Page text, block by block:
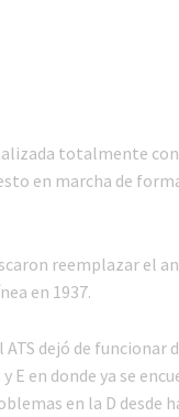
totalmente
en marcha de
reemplazar el
en 1937.
ATS dejó de funcionar
E en donde ya se
en la D desde